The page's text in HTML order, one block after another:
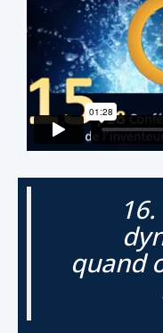
quand